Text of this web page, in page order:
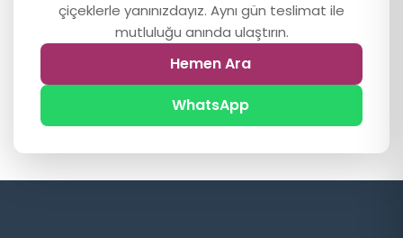
çiçeklerle yanınızdayız. Aynı gün teslimat ile
mutluluğu anında ulaştırın.
Hemen Ara
WhatsApp